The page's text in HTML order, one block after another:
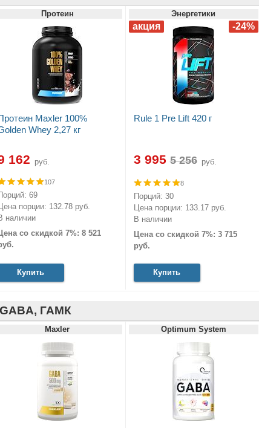
Протеин
Maxler 100%
Whey 2,27 кг
162 руб.
107
69
Цена порции: 132.78 руб.
наличии
со скидкой 7%: 8 521
Купить
Энергетики
Rule 1 Pre Lift 420 г
3 995 руб.
8
Порций: 30
Цена порции: 133.17 руб.
В наличии
Цена со скидкой 7%: 3 715
руб.
Купить
GABA, ГАМК
Maxler Optimum System